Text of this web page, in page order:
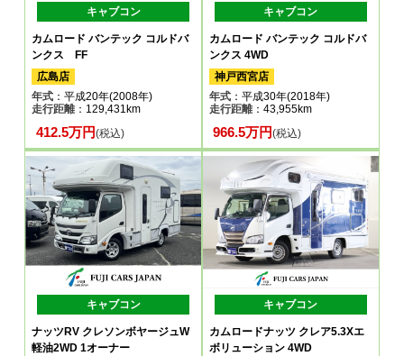
キャブコン
カムロード バンテック コルドバ
ンクス FF
広島店
年式 ：平成20年(2008年)
走行距離：129,431km
412.5万円(税込)
キャブコン
カムロード バンテック コルドバ
ンクス 4WD
神戸西宮店
年式：平成30年(2018年)
走行距離：43,955km
966.5万円(税込)
キャブコン
ナッツRV クレソンボヤージュW
軽油2WD 1オーナー
キャブコン
カムロードナッツ クレア5.3Xエ
ボリューション 4WD